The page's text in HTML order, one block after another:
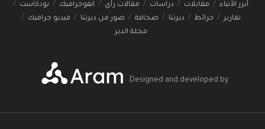
أبرز الأنباء مقابلات دراسات مقالات رأي انفوجرافيك
بودكاست
تقارير
خرائط ديرتنا صحافة صور من ديرتنا
فيديو جرافيك
مجلة الدير
Designed and developed by